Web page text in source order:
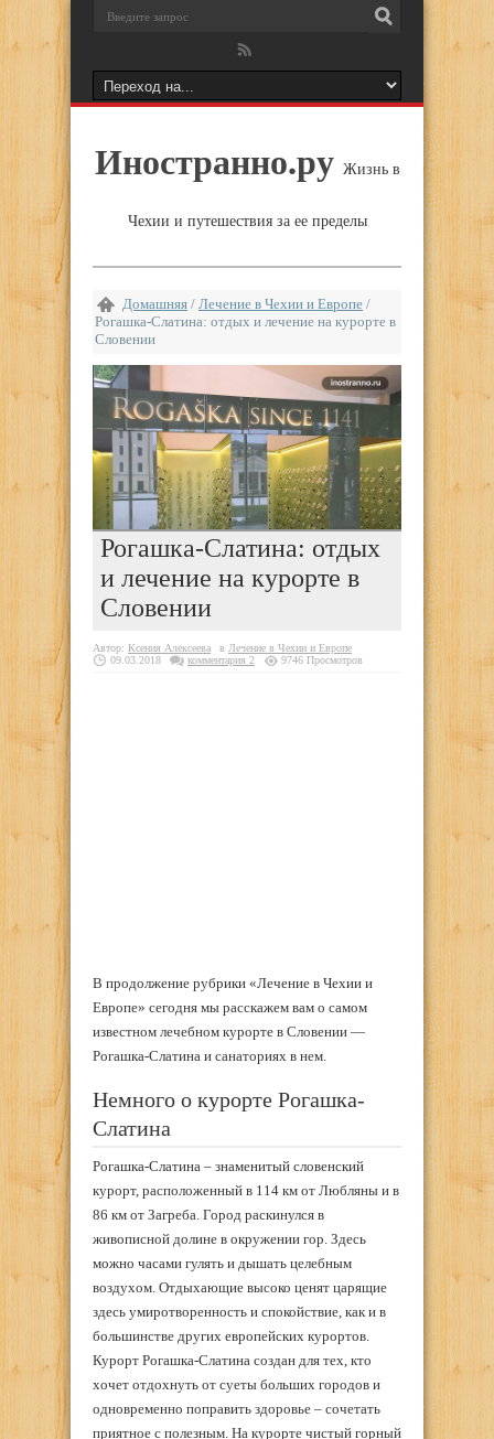
Иностранно.ру Жизнь в
Чехии и путешествия за ее пределы
Домашняя / Лечение в Чехии и Европе /
Рогашка-Слатина: отдых и лечение на курорте в
Словении
Рогашка-Слатина: отдых
и лечение на курорте в
Словении
Автор: Ксения Алексеева в Лечение в Чехии и Европе
09.03.2018
комментария 2 9746 Просмотров
В продолжение рубрики «Лечение в Чехии и
Европе» сегодня мы расскажем вам о самом
известном лечебном курорте в Словении —
Рогашка-Слатина и санаториях в нем.
Немного о курорте Рогашка-
Слатина
Рогашка-Слатина – знаменитый словенский
курорт, расположенный в 114 км от Любляны и в
86 км от Загреба. Город раскинулся в
живописной долине в окружении гор. Здесь
можно часами гулять и дышать целебным
воздухом. Отдыхающие высоко ценят царящие
здесь умиротворенность и спокойствие, как и в
большинстве других европейских курортов.
Курорт Рогашка-Слатина создан для тех, кто
хочет отдохнуть от суеты больших городов и
одновременно поправить здоровье – сочетать
приятное с полезным. На курорте чистый горный